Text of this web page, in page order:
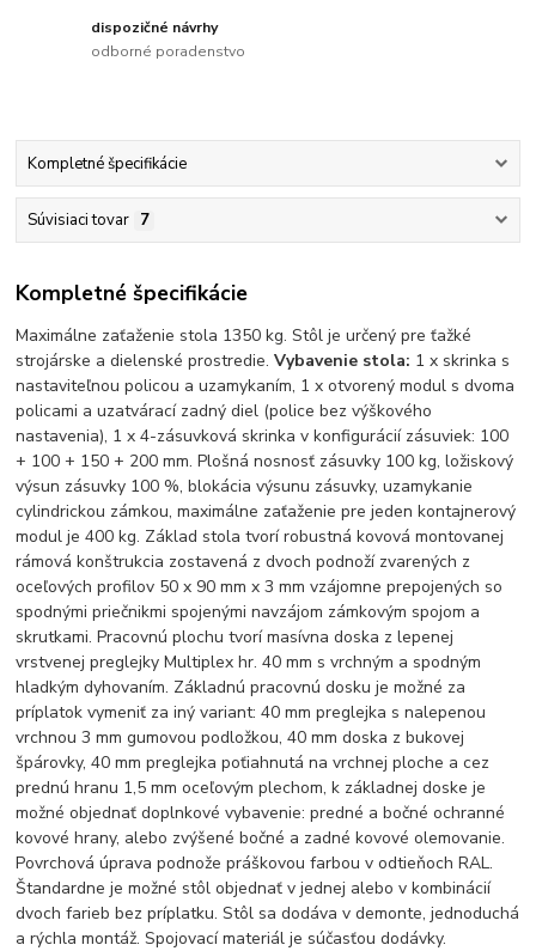
dispozičné návrhy
odborné poradenstvo
Kompletné špecifikácie
Súvisiaci tovar 7
Kompletné špecifikácie
Maximálne zaťaženie stola 1350 kg. Stôl je určený pre ťažké
strojárske a dielenské prostredie.Vybavenie stola: 1 x skrinka s
nastaviteľnou policou a uzamykaním, 1 x otvorený modul s dvoma
policami a uzatvárací zadný diel (police bez výškového
nastavenia), 1 x 4-zásuvková skrinka v konfigurácií zásuviek: 100
+ 100 + 150 + 200 mm. Plošná nosnosť zásuvky 100 kg, ložiskový
výsun zásuvky 100 %, blokácia výsunu zásuvky, uzamykanie
cylindrickou zámkou, maximálne zaťaženie pre jeden kontajnerový
modul je 400 kg. Základ stola tvorí robustná kovová montovanej
rámová konštrukcia zostavená z dvoch podnoží zvarených z
oceľových profilov 50 x 90 mm x 3 mm vzájomne prepojených so
spodnými priečnikmi spojenými navzájom zámkovým spojom a
skrutkami. Pracovnú plochu tvorí masívna doska z lepenej
vrstvenej preglejky Multiplex hr. 40 mm s vrchným a spodným
hladkým dyhovaním. Základnú pracovnú dosku je možné za
príplatok vymeniť za iný variant: 40 mm preglejka s nalepenou
vrchnou 3 mm gumovou podložkou, 40 mm doska z bukovej
špárovky, 40 mm preglejka poťiahnutá na vrchnej ploche a cez
prednú hranu 1,5 mm oceľovým plechom, k základnej doske je
možné objednať doplnkové vybavenie: predné a bočné ochranné
kovové hrany, alebo zvýšené bočné a zadné kovové olemovanie.
Povrchová úprava podnože práškovou farbou v odtieňoch RAL.
Štandardne je možné stôl objednať v jednej alebo v kombinácií
dvoch farieb bez príplatku. Stôl sa dodáva v demonte, jednoduchá
a rýchla montáž. Spojovací materiál je súčasťou dodávky.